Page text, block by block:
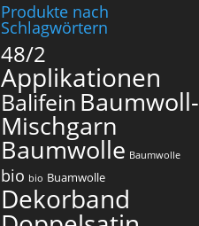
Produkte nach
Schlagwörtern
48/2
Applikationen
Balifein Baumwoll-
Mischgarn
Baumwolle Baumwolle
bio bio Buamwolle
Dekorband